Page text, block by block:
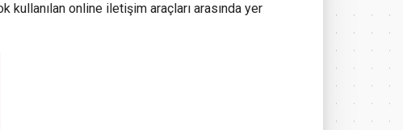
kullanılan online iletişim araçları arasında yer